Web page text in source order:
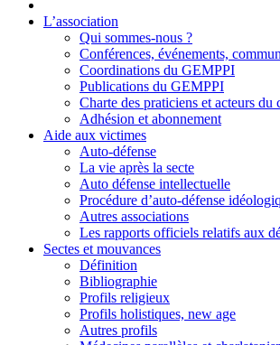
L’association
Qui sommes-nous ?
Conférences, événements,
Coordinations du GEMPPI
Publications du GEMPPI
Charte des praticiens et acteurs du
Adhésion et abonnement
Aide aux victimes
Auto-défense
La vie après la secte
Auto défense intellectuelle
Procédure d’auto-défense
Autres associations
Les rapports officiels relatifs aux
Sectes et mouvances
Définition
Bibliographie
Profils religieux
Profils holistiques, new age
Autres profils